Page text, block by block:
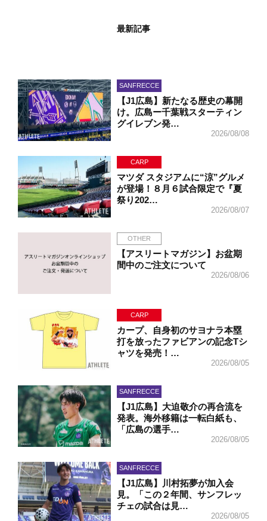
最新記事
SANFRECCE
【J1広島】新たなる歴史の幕開
け。広島ー千葉戦スターティン
グイレブン発…
2026/08/08
CARP
マツダ スタジアムに“涼”グルメ
が登場！８月６試合限定で『夏
祭り202…
2026/08/07
OTHER
【アスリートマガジン】お盆期
間中のご注文について
2026/08/06
CARP
カープ、自身初のサヨナラ本塁
打を放ったファビアンの記念Tシ
ャツを発売！…
2026/08/05
SANFRECCE
【J1広島】大迫敬介の再合流を
発表。海外移籍は一転白紙も、
「広島の選手…
2026/08/05
SANFRECCE
【J1広島】川村拓夢が加入会
見。「この２年間、サンフレッ
チェの試合は見…
2026/08/05